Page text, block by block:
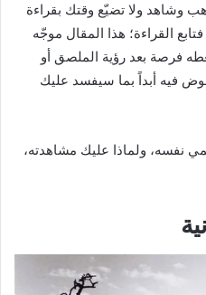
وشاهد ولا تضيّع وقتك بقراءة
القراءة؛ هذا المقال موجّه
فرصة بعد رؤية الملصق أو
فيه أبداً بما سيفسد عليك
نفسه، ولماذا عليك مشاهدته،